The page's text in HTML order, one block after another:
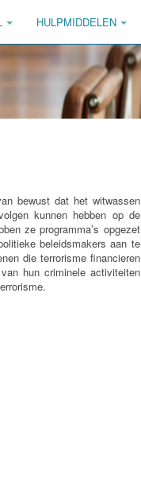
HULPMIDDELEN
bewust dat het witwassen
kunnen hebben op de
ze programma’s opgezet
beleidsmakers aan te
die terrorisme financieren
hun criminele activiteiten